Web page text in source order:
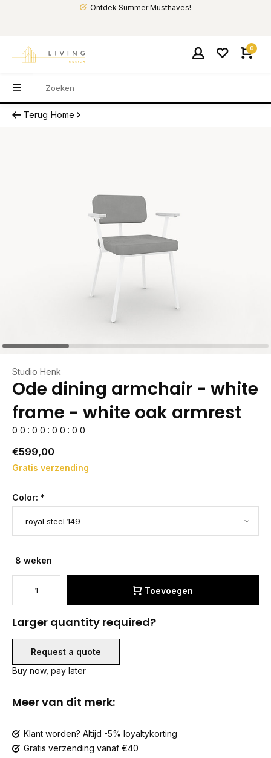
Ontdek Summer Musthaves!
0
Terug Home
Studio Henk
Ode dining armchair - white
frame - white oak armrest
0 0 : 0 0 : 0 0 : 0 0
€599,00
Gratis verzending
Color: *
8 weken
Toevoegen
Larger quantity required?
Request a quote
Buy now, pay later
Meer van dit merk:
Klant worden? Altijd -5% loyaltykorting
Gratis verzending vanaf €40